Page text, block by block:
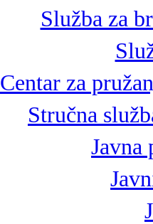
Služba za
Centar za
Stručna
Javna